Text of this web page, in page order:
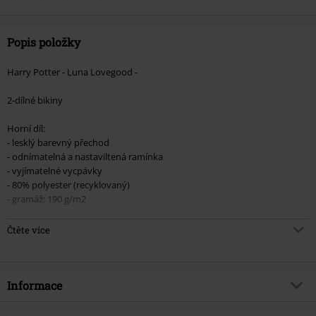
Popis položky
Harry Potter - Luna Lovegood -
2-dílné bikiny
Horní díl:
- lesklý barevný přechod
- odnímatelná a nastaviltená ramínka
- vyjímatelné vycpávky
- 80% polyester (recyklovaný)
- gramáž: 190 g/m2
Spodní díl:
- gramáž: 190 g/m2
Čtěte více
Informace